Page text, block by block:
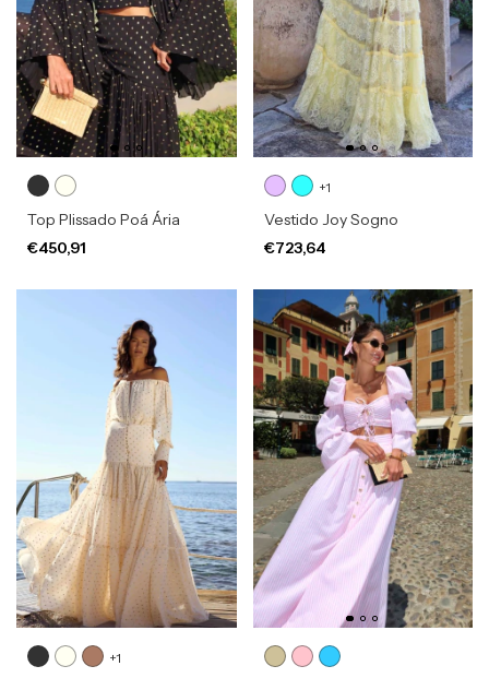
Top Plissado Poá Ária
€450,91
+1
Vestido Joy Sogno
€723,64
+1